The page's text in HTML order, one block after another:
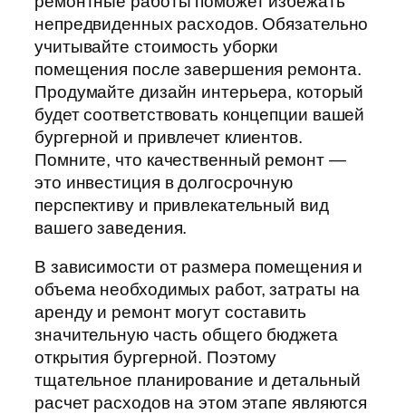
непредвиденных расходов. Обязательно
учитывайте стоимость уборки
помещения после завершения ремонта.
Продумайте дизайн интерьера, который
будет соответствовать концепции вашей
бургерной и привлечет клиентов.
Помните, что качественный ремонт —
это инвестиция в долгосрочную
перспективу и привлекательный вид
вашего заведения.
В зависимости от размера помещения и
объема необходимых работ, затраты на
аренду и ремонт могут составить
значительную часть общего бюджета
открытия бургерной. Поэтому
тщательное планирование и детальный
расчет расходов на этом этапе являются